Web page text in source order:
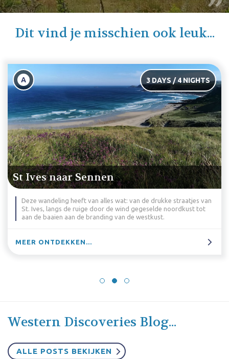
Dit vind je misschien ook leuk...
A 3 DAYS / 4 NIGHTS
St Ives naar Sennen
Deze wandeling heeft van alles wat: van de drukke straatjes van
St. Ives, langs de ruige door de wind gegeselde noordkust tot
aan de baaien aan de branding van de westkust.
MEER ONTDEKKEN...
Western Discoveries Blog...
ALLE POSTS BEKIJKEN